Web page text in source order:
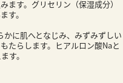
ます。グリセリン（保湿成分）
す。
に肌へとなじみ、みずみずしい
たらします。ヒアルロン酸Naと
す。